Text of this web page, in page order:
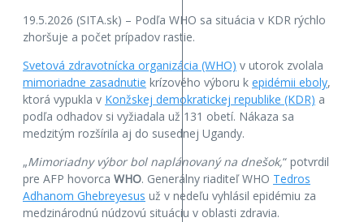
19.5.2026 (SITA.sk) – Podľa WHO sa situácia v KDR rýchlo
zhoršuje a počet prípadov rastie.
Svetová zdravotnícka organizácia (WHO) v utorok zvolala
mimoriadne zasadnutie krízového výboru k epidémii eboly,
ktorá vypukla v Konžskej demokratickej republike (KDR) a
podľa odhadov si vyžiadala už 131 obetí. Nákaza sa
medzitým rozšírila aj do susednej Ugandy.
„Mimoriadny výbor bol naplánovaný na dnešok,“ potvrdil
pre AFP hovorca WHO. Generálny riaditeľ WHO Tedros
Adhanom Ghebreyesus už v nedeľu vyhlásil epidémiu za
medzinárodnú núdzovú situáciu v oblasti zdravia.